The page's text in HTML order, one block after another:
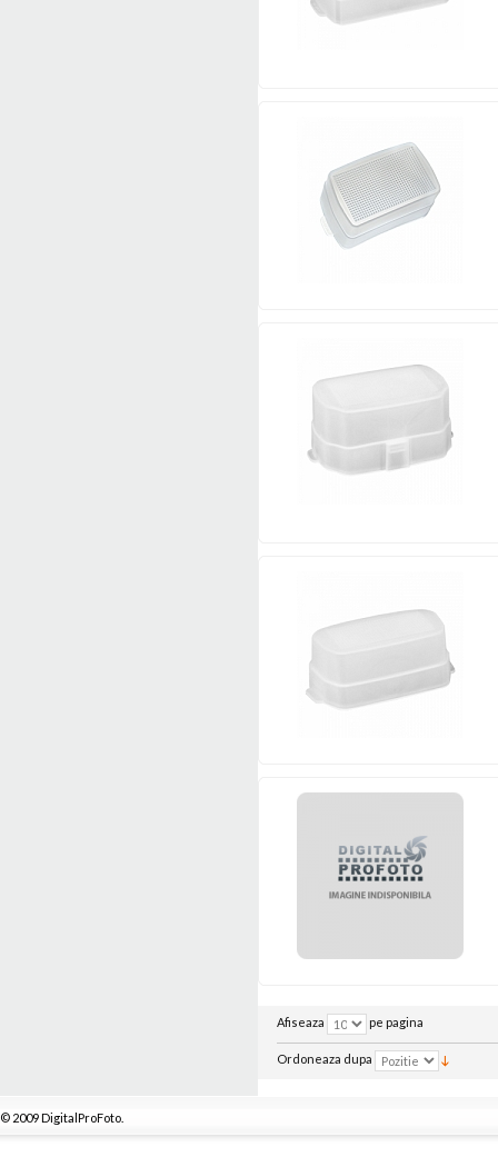
Afiseaza pe pagina
Ordoneaza dupa
© 2009 DigitalProFoto.